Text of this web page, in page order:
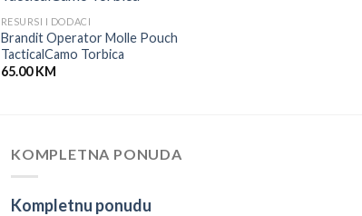
RESURSI I DODACI
Brandit Operator Molle Pouch
TacticalCamo Torbica
65.00KM
KOMPLETNA PONUDA
Kompletnu ponudu